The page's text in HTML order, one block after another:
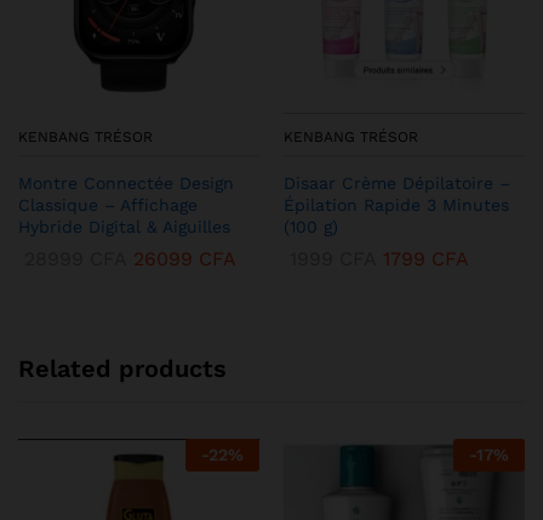
KENBANG TRÉSOR
Montre Connectée Design
Classique – Affichage
Hybride Digital & Aiguilles
26099 CFA
KENBANG TRÉSOR
Disaar Crème Dépilatoire –
Épilation Rapide 3 Minutes
(100 g)
1799 CFA
Related products
-22% -17%